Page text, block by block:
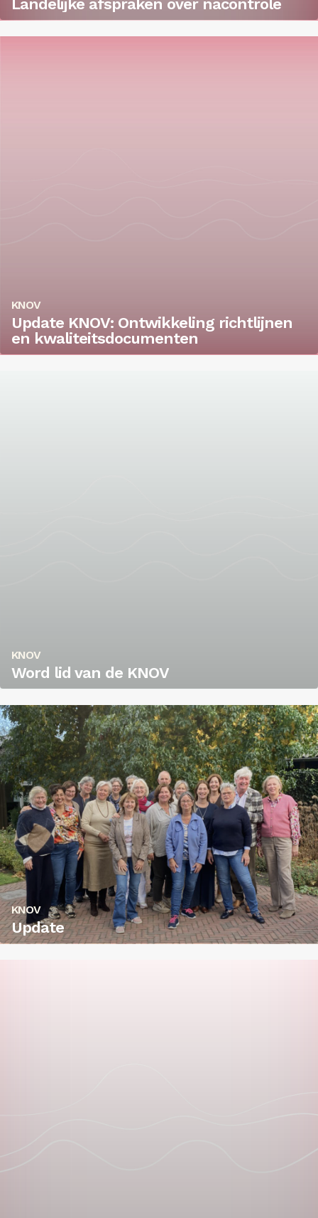
Landelijke afspraken over nacontrole
KNOV
Update KNOV: Ontwikkeling richtlijnen
en kwaliteitsdocumenten
KNOV
Word lid van de KNOV
KNOV
Update